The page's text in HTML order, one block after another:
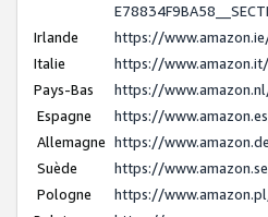
Irlande
https://
Italie
https://
Pays-Bas
https://
Espagne
https://
Allemagne https://
Suède
https://
Pologne
https://